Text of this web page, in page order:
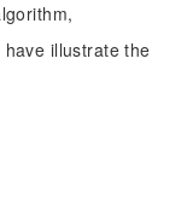
illustrate the